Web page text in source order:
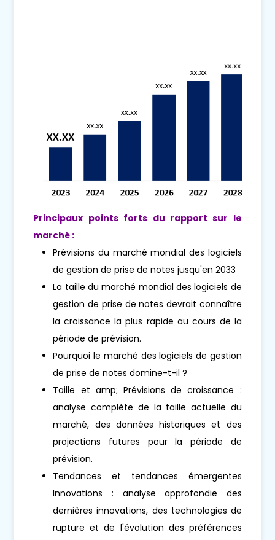
Principaux points forts du rapport sur le
marché :
Prévisions du marché mondial des logiciels
de gestion de prise de notes jusqu'en 2033
La taille du marché mondial des logiciels de
gestion de prise de notes devrait connaître
la croissance la plus rapide au cours de la
période de prévision.
Pourquoi le marché des logiciels de gestion
de prise de notes domine-t-il ?
Taille et amp; Prévisions de croissance :
analyse complète de la taille actuelle du
marché, des données historiques et des
projections futures pour la période de
prévision.
Tendances et tendances émergentes
Innovations : analyse approfondie des
dernières innovations, des technologies de
rupture et de l'évolution des préférences